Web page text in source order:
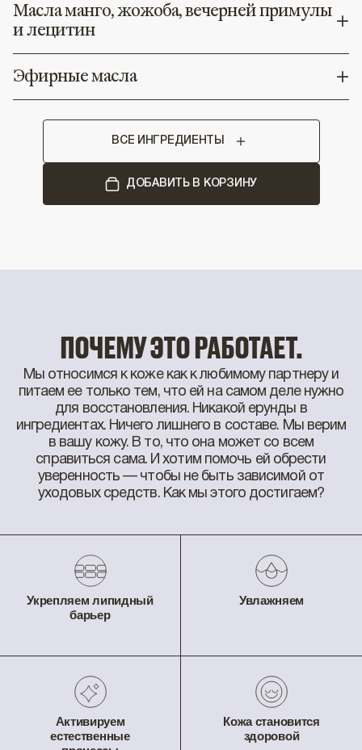
Масла манго, жожоба, вечерней примулы
и лецитин
Эфирные масла
ВСЕ ИНГРЕДИЕНТЫ
ДОБАВИТЬ В КОРЗИНУ
ПОЧЕМУ ЭТО РАБОТАЕТ.
Мы относимся к коже как к любимому партнеру и
питаем ее только тем, что ей на самом деле нужно
для восстановления. Никакой ерунды в
ингредиентах. Ничего лишнего в составе. Мы верим
в вашу кожу. В то, что она может со всем
справиться сама. И хотим помочь ей обрести
уверенность — чтобы не быть зависимой от
уходовых средств. Как мы этого достигаем?
Укрепляем липидный
барьер
Увлажняем
Активируем
естественные
Кожа становится
здоровой